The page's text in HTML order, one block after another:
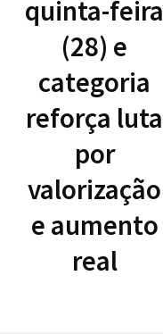
quinta-feira
(28) e
categoria
reforça luta
por
valorização
e aumento
real